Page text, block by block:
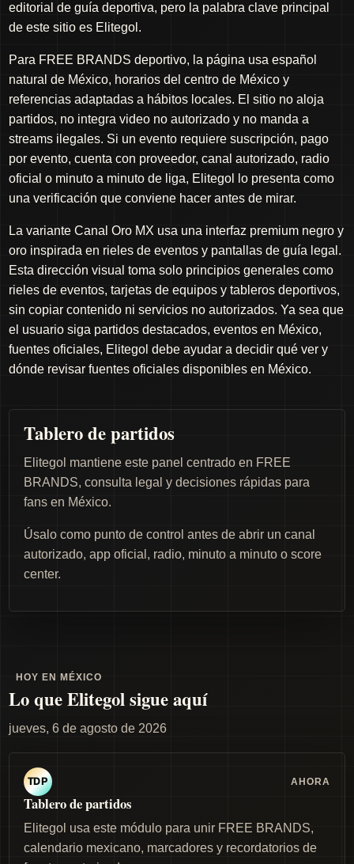
editorial de guía deportiva, pero la palabra clave principal
de este sitio es Elitegol.
Para FREE BRANDS deportivo, la página usa español
natural de México, horarios del centro de México y
referencias adaptadas a hábitos locales. El sitio no aloja
partidos, no integra video no autorizado y no manda a
streams ilegales. Si un evento requiere suscripción, pago
por evento, cuenta con proveedor, canal autorizado, radio
oficial o minuto a minuto de liga, Elitegol lo presenta como
una verificación que conviene hacer antes de mirar.
La variante Canal Oro MX usa una interfaz premium negro y
oro inspirada en rieles de eventos y pantallas de guía legal.
Esta dirección visual toma solo principios generales como
rieles de eventos, tarjetas de equipos y tableros deportivos,
sin copiar contenido ni servicios no autorizados. Ya sea que
el usuario siga partidos destacados, eventos en México,
fuentes oficiales, Elitegol debe ayudar a decidir qué ver y
dónde revisar fuentes oficiales disponibles en México.
Tablero de partidos
Elitegol mantiene este panel centrado en FREE
BRANDS, consulta legal y decisiones rápidas para
fans en México.
Úsalo como punto de control antes de abrir un canal
autorizado, app oficial, radio, minuto a minuto o score
center.
HOY EN MÉXICO
Lo que Elitegol sigue aquí
jueves, 6 de agosto de 2026
TDP AHORA
Tablero de partidos
Elitegol usa este módulo para unir FREE BRANDS,
calendario mexicano, marcadores y recordatorios de